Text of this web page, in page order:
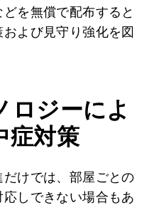
を無償で配布すると
よび見守り強化を図
ロジーによ
症対策
けでは、部屋ごとの
しできない場合もあ